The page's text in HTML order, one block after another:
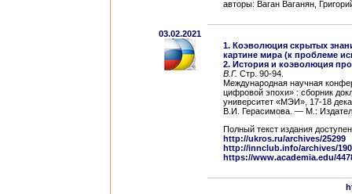
авторы: Ваган Ваганян,
03.02.2021
1. Коэволюция скрытых
картине мира (к проблеме
2. История и коэволюция
В.Г. Стр. 90-94.
Международная научная
цифровой эпохи» : сборник
университет «МЭИ», 17-18
В.И. Герасимова. — М.:
Полный текст издания
http://ukros.ru/archives/25299
http://innclub.info/archives/
https://www.academia.edu/